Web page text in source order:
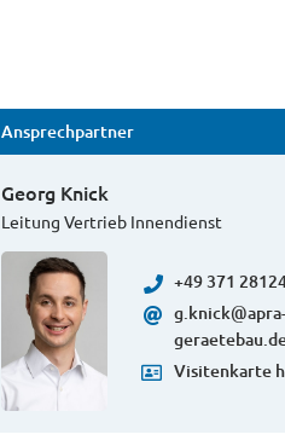
Ansprechpartner
Georg Knick
Leitung Vertrieb Innendienst
+49 371
g.knick@apra-
Visitenkarte